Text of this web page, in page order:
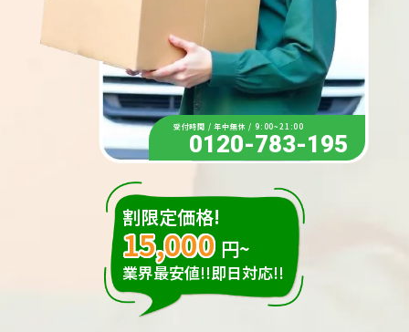
受付時間 / 年中無休 / 9:00~21:00
0120-783-195
割限定価格!
15,000 円~
業界最安値!!即日対応!!